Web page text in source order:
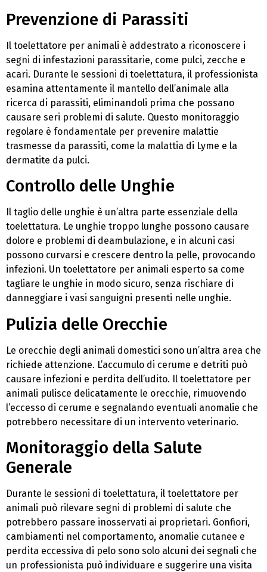
Prevenzione di Parassiti
Il toelettatore per animali è addestrato a riconoscere i
segni di infestazioni parassitarie, come pulci, zecche e
acari. Durante le sessioni di toelettatura, il professionista
esamina attentamente il mantello dell’animale alla
ricerca di parassiti, eliminandoli prima che possano
causare seri problemi di salute. Questo monitoraggio
regolare è fondamentale per prevenire malattie
trasmesse da parassiti, come la malattia di Lyme e la
dermatite da pulci.
Controllo delle Unghie
Il taglio delle unghie è un’altra parte essenziale della
toelettatura. Le unghie troppo lunghe possono causare
dolore e problemi di deambulazione, e in alcuni casi
possono curvarsi e crescere dentro la pelle, provocando
infezioni. Un toelettatore per animali esperto sa come
tagliare le unghie in modo sicuro, senza rischiare di
danneggiare i vasi sanguigni presenti nelle unghie.
Pulizia delle Orecchie
Le orecchie degli animali domestici sono un’altra area che
richiede attenzione. L’accumulo di cerume e detriti può
causare infezioni e perdita dell’udito. Il toelettatore per
animali pulisce delicatamente le orecchie, rimuovendo
l’eccesso di cerume e segnalando eventuali anomalie che
potrebbero necessitare di un intervento veterinario.
Monitoraggio della Salute
Generale
Durante le sessioni di toelettatura, il toelettatore per
animali può rilevare segni di problemi di salute che
potrebbero passare inosservati ai proprietari. Gonfiori,
cambiamenti nel comportamento, anomalie cutanee e
perdita eccessiva di pelo sono solo alcuni dei segnali che
un professionista può individuare e suggerire una visita